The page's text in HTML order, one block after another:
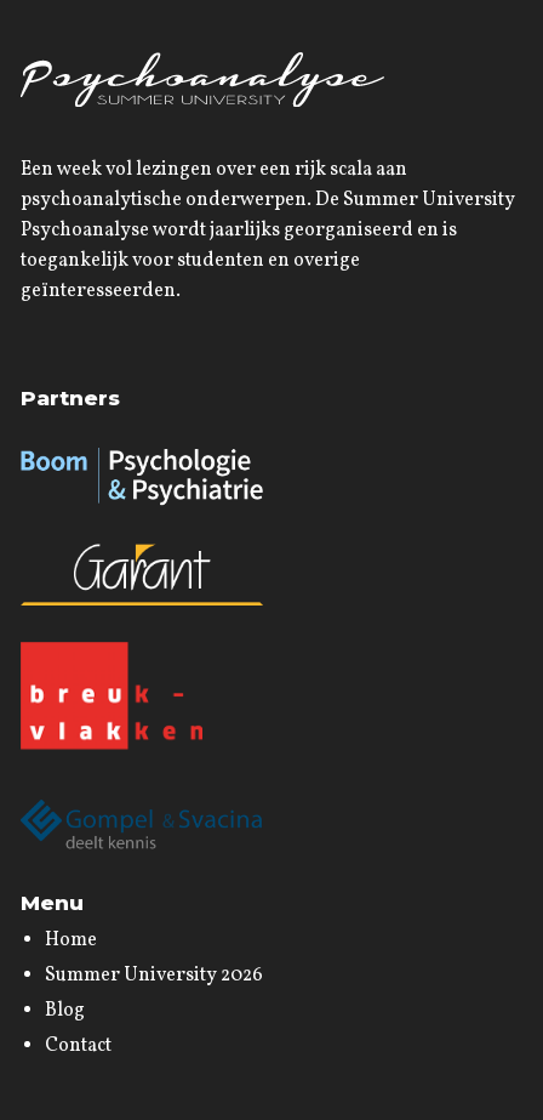
Een week vol lezingen over een rijk scala aan
psychoanalytische onderwerpen. De Summer University
Psychoanalyse wordt jaarlijks georganiseerd en is
toegankelijk voor studenten en overige
geïnteresseerden.
Partners
Menu
Home
Summer University 2026
Blog
Contact